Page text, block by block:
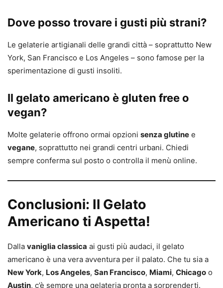
Dove posso trovare i gusti più strani?
Le gelaterie artigianali delle grandi città – soprattutto New
York, San Francisco e Los Angeles – sono famose per la
sperimentazione di gusti insoliti.
Il gelato americano è gluten free o
vegan?
Molte gelaterie offrono ormai opzioni senza glutine e
vegane, soprattutto nei grandi centri urbani. Chiedi
sempre conferma sul posto o controlla il menù online.
Conclusioni: Il Gelato
Americano ti Aspetta!
Dalla vaniglia classica ai gusti più audaci, il gelato
americano è una vera avventura per il palato. Che tu sia a
New York, Los Angeles, San Francisco, Miami, Chicago o
Austin, c’è sempre una gelateria pronta a sorprenderti.